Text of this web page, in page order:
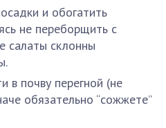
и обогатить
не переборщить с
салаты склонны
в почву перегной (не
обязательно “сожжете”